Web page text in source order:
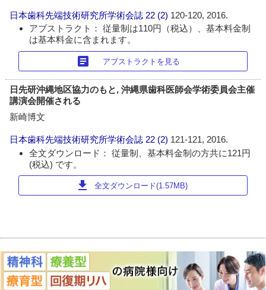
日本歯科先端技術研究所学術会誌 22 (2) 120-120, 2016.
アブストラクト： 従量制は110円（税込）、基本料金制
は基本料金に含まれます。
article アブストラクトを見る
日先研沖縄地区協力のもと, 沖縄県歯科医師会学術委員会主催
講演会開催される
新崎博文
日本歯科先端技術研究所学術会誌 22 (2) 121-121, 2016.
全文ダウンロード： 従量制、基本料金制の方共に121円
(税込) です。
download 全文ダウンロード(1.57MB)